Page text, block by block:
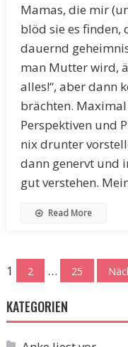
Mamas, die mir
blöd sie es finden,
dauernd
man Mutter wird,
alles!“, aber dann
brächten. Maximal
Perspektiven und
nix drunter
dann genervt und
gut verstehen.
Read More
Beiträge
1 2 … 25
KATEGORIEN